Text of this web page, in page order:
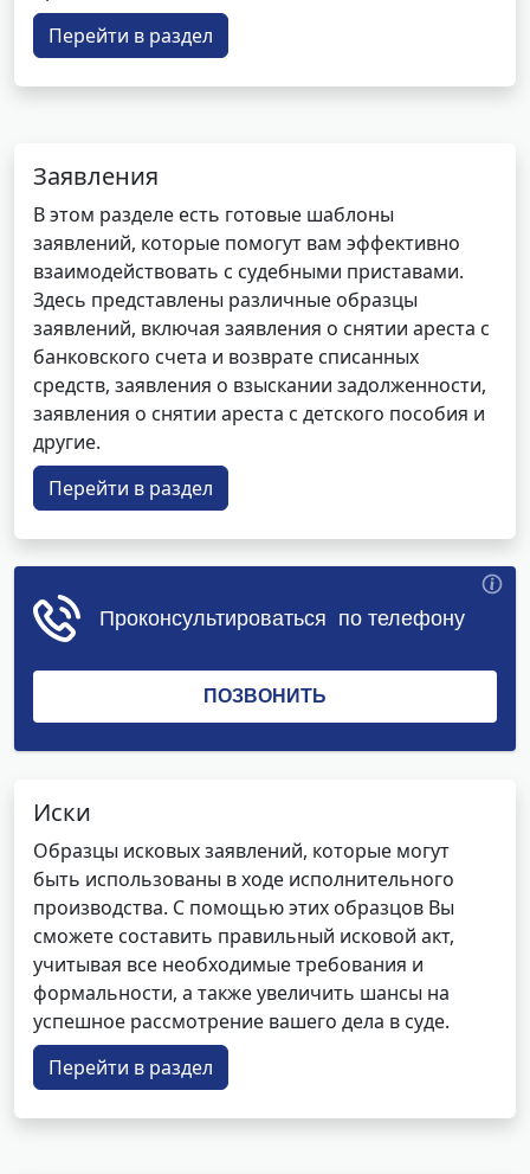
Перейти в раздел
Заявления
В этом разделе есть готовые шаблоны
заявлений, которые помогут вам эффективно
взаимодействовать с судебными приставами.
Здесь представлены различные образцы
заявлений, включая заявления о снятии ареста с
банковского счета и возврате списанных
средств, заявления о взыскании задолженности,
заявления о снятии ареста с детского пособия и
другие.
Перейти в раздел
Иски
Образцы исковых заявлений, которые могут
быть использованы в ходе исполнительного
производства. С помощью этих образцов Вы
сможете составить правильный исковой акт,
учитывая все необходимые требования и
формальности, а также увеличить шансы на
успешное рассмотрение вашего дела в суде.
Перейти в раздел